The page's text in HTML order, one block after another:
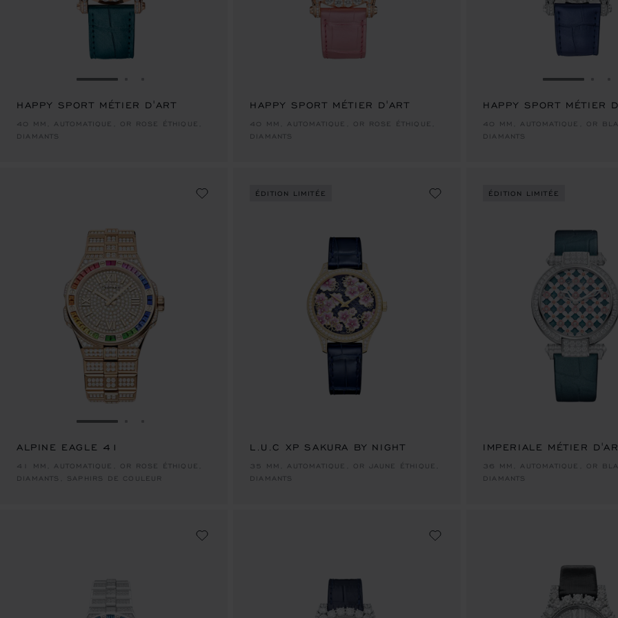
ALLER À LA DIAPOSITIVE 1
HAPPY SPORT MÉTIER D'ART
40 MM, AUTOMATIQUE, OR ROSE ÉTHIQUE,
DIAMANTS
HAPPY SPORT MÉTIER D'ART
40 MM, AUTOMATIQUE, OR ROSE ÉTHIQUE,
DIAMANTS
ALLER À LA
HAPPY SPORT MÉTIER
40 MM, AUTOMATIQUE, OR
DIAMANTS
ALLER À LA DIAPOSITIVE 1
ALPINE EAGLE 41
41 MM, AUTOMATIQUE, OR ROSE ÉTHIQUE,
DIAMANTS, SAPHIRS DE COULEUR
ÉDITION LIMITÉE
L.U.C XP SAKURA BY NIGHT
35 MM, AUTOMATIQUE, OR JAUNE ÉTHIQUE,
DIAMANTS
ÉDITION LIMITÉE
IMPERIALE MÉTIER
36 MM, AUTOMATIQUE, OR
DIAMANTS